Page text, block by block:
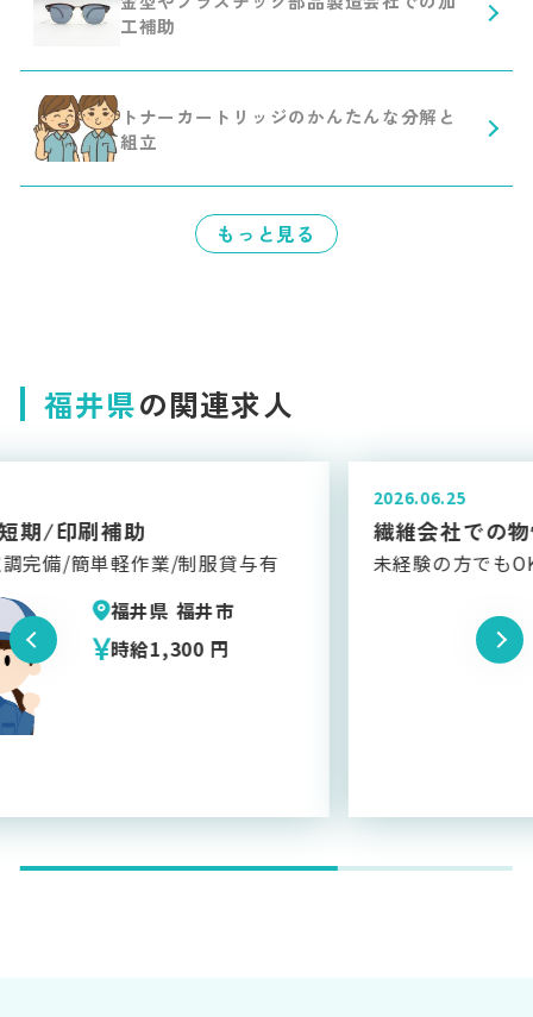
工補助
トナーカートリッジのかんたんな分解と
組立
もっと見る
福井県の関連求人
繊維会社での物性測定
未経験の方でもOK